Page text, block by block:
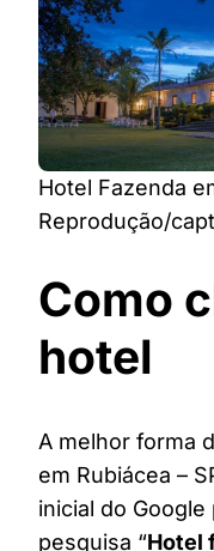
Hotel Fazenda
Reprodução/
Como
hotel
A melhor forma
em Rubiácea –
inicial do
pesquisa “Hotel